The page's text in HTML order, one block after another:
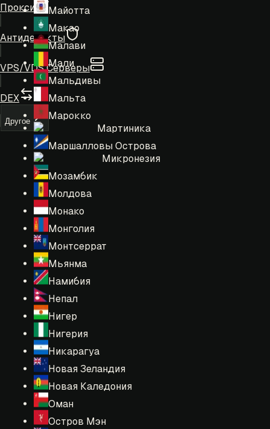
Майотта
Макао
Малави
Мали
Мальдивы
Мальта
Марокко
Мартиника
Маршалловы Острова
Микронезия
Мозамбик
Молдова
Монако
Монголия
Монтсеррат
Мьянма
Намибия
Непал
Нигер
Нигерия
Никарагуа
Новая Зеландия
Новая Каледония
Оман
Остров Мэн
Прокси
Антидетекты
VPS/VDS Серверы
DEX
Другое